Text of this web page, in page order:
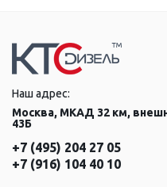
Наш адрес:
Москва, МКАД 32 км,
43Б
+7 (495) 204 27 05
+7 (916) 104 40 10